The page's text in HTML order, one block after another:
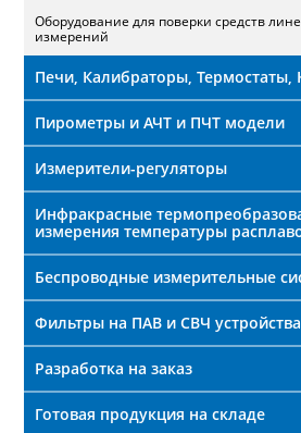
Оборудование для поверки средств
измерений
Печи, Калибраторы, Термостаты,
Пирометры и АЧТ и ПЧТ модели
Измерители-регуляторы
Инфракрасные
измерения температуры
Беспроводные измерительные
Фильтры на ПАВ и СВЧ устройства
Разработка на заказ
Готовая продукция на складе